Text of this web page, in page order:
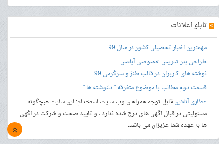
» تابلو اعلانات
مهمترین اخبار تحصیلی کشور در سال 99
طراحی بنرتدریس خصوصی آیلتس
نوشته های کاربران در قالب طنز و سرگرمی 99
قسمت دوم مطالب با موضوع متفرقه " دلنوشته ها "
عطاری آنلاینقابل توجه همراهان وب سایت استخدام: این سایت هیچگونه
مسئولیتی در قبال آگهی های درج شده ندارد ، و تایید صحت و شرکت در آگهی
ها به عهده شما عزیزان می باشد.
»